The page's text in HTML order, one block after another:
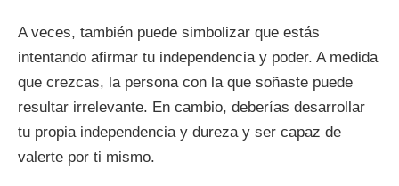
A veces, también puede simbolizar que estás
intentando afirmar tu independencia y poder. A medida
que crezcas, la persona con la que soñaste puede
resultar irrelevante. En cambio, deberías desarrollar
tu propia independencia y dureza y ser capaz de
valerte por ti mismo.